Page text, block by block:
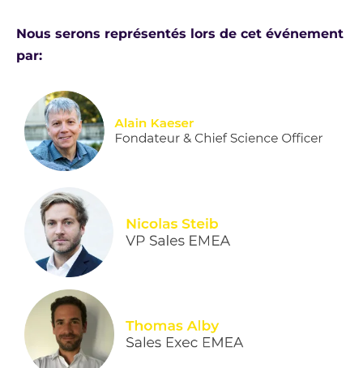
Nous serons représentés lors de cet événement
par: